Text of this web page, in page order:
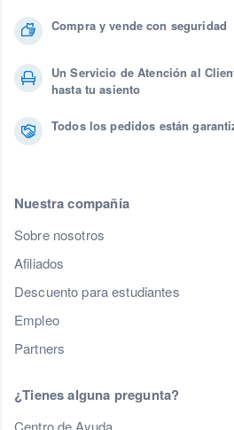
Compra y vende con seguridad
Un Servicio de Atención al
hasta tu asiento
Todos los pedidos están
Nuestra compañía
Sobre nosotros
Afiliados
Descuento para estudiantes
Empleo
Partners
¿Tienes alguna pregunta?
Centro de Ayuda